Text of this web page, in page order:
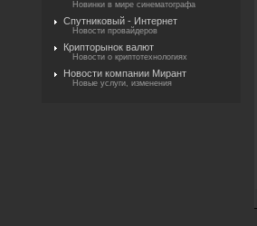
Новинки в мире синематографа
Спутниковый - Интернет
Новости провайдеров
Крипторынок валют
Новости о криптотехнологиях
Новости компании Мирант
Новые услуги, изменения